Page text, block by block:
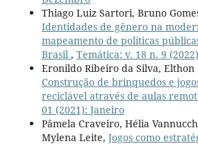
Thiago Luiz Sartori, Bruno
Identidades de gênero na
mapeamento de políticas
Brasil , Temática: v. 18 n. 9
Eronildo Ribeiro da Silva,
Construção de brinquedos e
reciclável através de aulas
01 (2021): Janeiro
Pâmela Craveiro, Hélia
Mylena Leite, Jogos como